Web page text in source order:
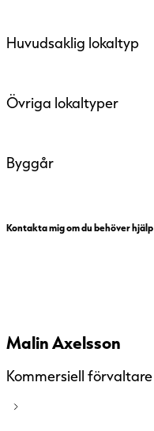
Huvudsaklig lokaltyp
Övriga lokaltyper
Byggår
Kontakta mig om du behöver hjälp
Malin Axelsson
Kommersiell förvaltare